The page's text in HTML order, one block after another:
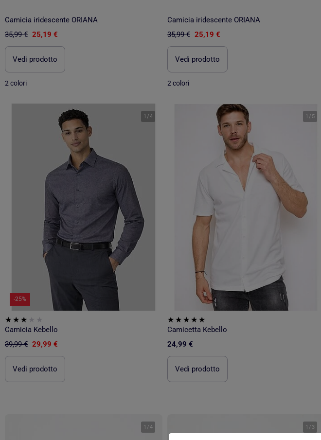
Camicia iridescente ORIANA
35,99 € 25,19 €
Vedi prodotto
2 colori
Camicia iridescente ORIANA
35,99 € 25,19 €
Vedi prodotto
2 colori
1 /4
-25%
Camicia Kebello
39,99 € 29,99 €
Vedi prodotto
1 / 5
Camicetta Kebello
24,99 €
Vedi prodotto
1 /4 1 / 3